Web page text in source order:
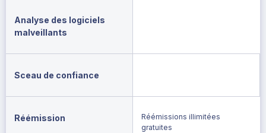
Analyse des logiciels
malveillants
Sceau de confiance
Réémission
Réémissions illimitées
gratuites